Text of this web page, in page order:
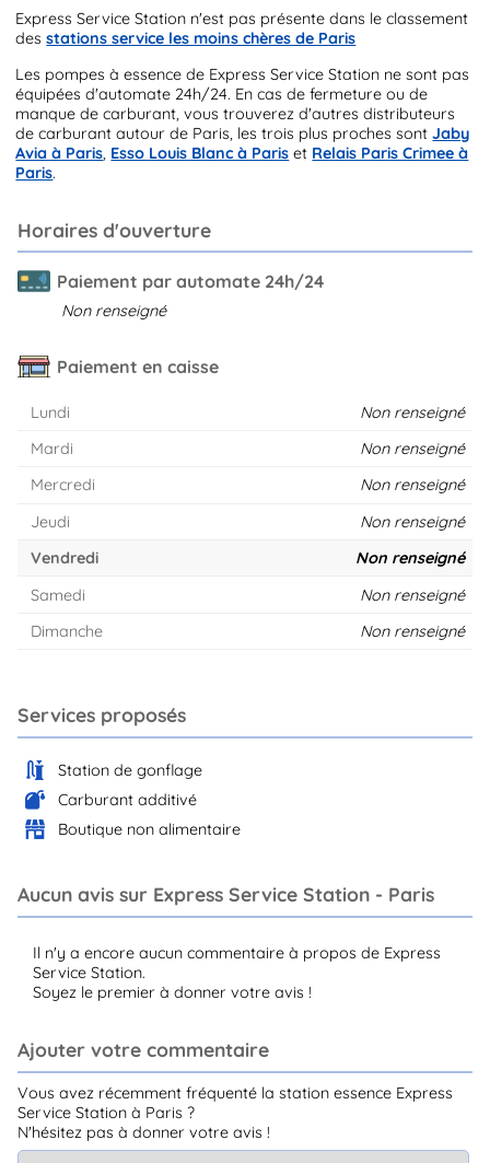
Express Service Station n'est pas présente dans le classement
desstations service les moins chères de Paris
Les pompes à essence de Express Service Station ne sont pas
équipées d'automate 24h/24. En cas de fermeture ou de
manque de carburant, vous trouverez d'autres distributeurs
de carburant autour de Paris, les trois plus proches sontJaby
Avia à Paris Esso Louis Blanc à Paris et Relais Paris Crimee à
Paris.
Horaires d'ouverture
Paiement par automate 24h/24
Non renseigné
Paiement en caisse
Lundi
Non renseigné
Mardi
Non renseigné
Mercredi
Non renseigné
Jeudi
Non renseigné
Vendredi
Non renseigné
Samedi
Non renseigné
Dimanche
Non renseigné
Services proposés
Station de gonflage
Carburant additivé
Boutique non alimentaire
Aucun avis sur Express Service Station - Paris
Il n'y a encore aucun commentaire à propos de Express
Service Station.
Soyez le premier à donner votre avis !
Ajouter votre commentaire
Vous avez récemment fréquenté la station essence Express
Service Station à Paris ?
N'hésitez pas à donner votre avis !